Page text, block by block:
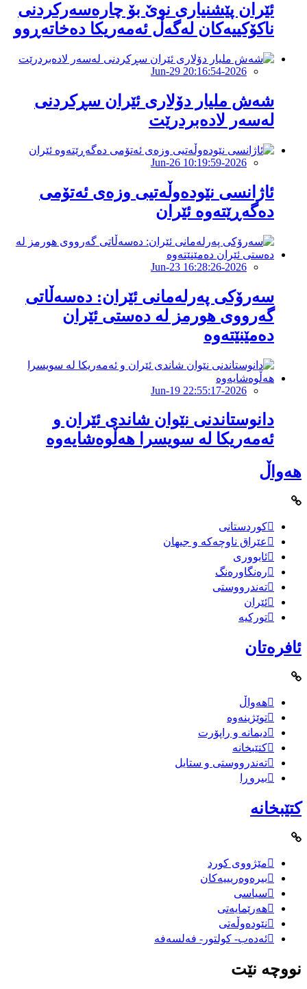
ئێران پێشنیارى نوێ بۆ چارەسەرکردنى
ناکۆکییەکان لەگەڵ ئەمەریکا دەخاتەڕوو
2026-Jun-29 20:16:54
شەش ملیار دۆلاری ئێران سڕکردنی
لەسەر لادەبردرێت
2026-Jun-26 10:19:59
ئاژانسى نێودەوڵەتیى وزەى ئەتۆمى
دەگەڕێتەوە ئێران
2026-Jun-23 16:28:26
سەرۆکی پەرلەمانی ئێران: دەسەڵاتی
گەرووی هورمز لە دەستی ئێران
دەمێنێتەوە
2026-Jun-19 22:55:17
دانوستاندنی نێوان شاندی ئێران و
ئەمەریکا لە سویسرا هەڵوەشایەوە
هەواڵ
کوردستانی
عێراق ناوچەکە و جیهان
ئابووری
رەنگاورەنگ
تەندرووستی
ئێران
تورکیە
ئافرەتان
هەواڵ
توێژینەوە
دیمانە و راپۆرت
کتێبخانە
تەندرووستی و ستایل
بیروڕا
کتێبخانە
مێژووى کورد
بیرەوەریییەکان
سیاسى
هەرێمایەتی
نێودەوڵەتی
ئەدەب- کولتور- فەلسەفە
نووچە نێت